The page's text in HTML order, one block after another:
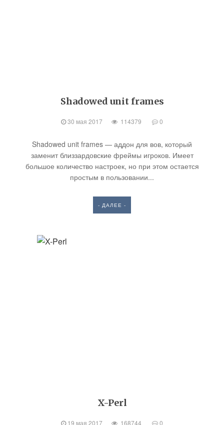
Shadowed unit frames
30 мая 2017 114379 0
Shadowed unit frames — аддон для вов, который
заменит близзардовские фреймы игроков. Имеет
большое количество настроек, но при этом остается
простым в пользовании...
- ДАЛЕЕ -
X-Perl
19 мая 2017 168744 0